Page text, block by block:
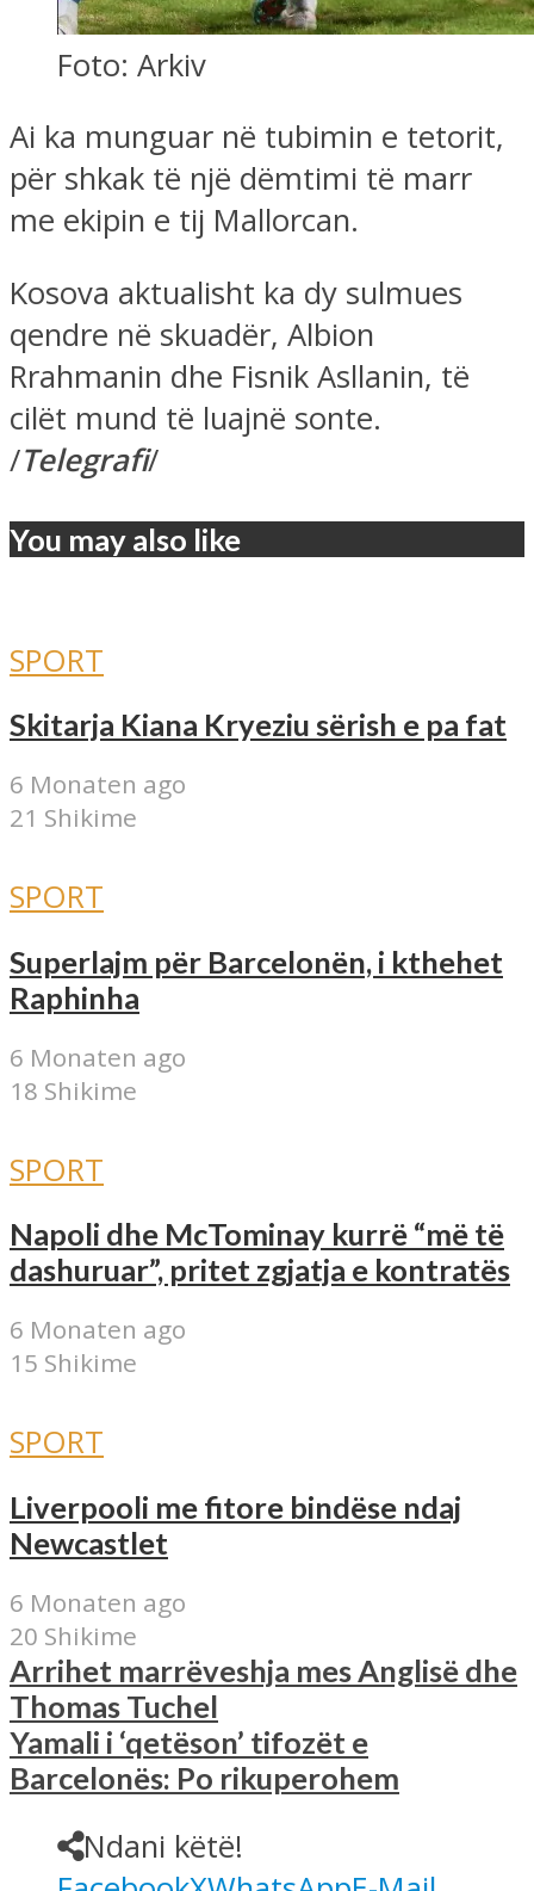
Foto: Arkiv
Ai ka munguar në tubimin e tetorit,
për shkak të një dëmtimi të marr
me ekipin e tij Mallorcan.
Kosova aktualisht ka dy sulmues
qendre në skuadër, Albion
Rrahmanin dhe Fisnik Asllanin, të
cilët mund të luajnë sonte.
/Telegrafi/
You may also like
SPORT
Skitarja Kiana Kryeziu sërish e pa fat
6 Monaten ago
21 Shikime
SPORT
Superlajm për Barcelonën, i kthehet
Raphinha
6 Monaten ago
18 Shikime
SPORT
Napoli dhe McTominay kurrë “më të
dashuruar”, pritet zgjatja e kontratës
6 Monaten ago
15 Shikime
SPORT
Liverpooli me fitore bindëse ndaj
Newcastlet
6 Monaten ago
20 Shikime
Arrihet marrëveshja mes Anglisë dhe
Thomas Tuchel
Yamali i ‘qetëson’ tifozët e
Barcelonës: Po rikuperohem
Ndani këtë!